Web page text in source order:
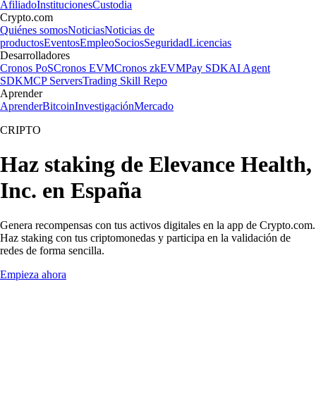
AfiliadoInstitucionesCustodia
Crypto.com
Quiénes somosNoticiasNoticias de
productosEventosEmpleoSociosSeguridadLicencias
Desarrolladores
Cronos PoSCronos EVMCronos zkEVMPay SDKAI Agent
SDKMCP ServersTrading Skill Repo
Aprender
AprenderBitcoinInvestigaciónMercado
CRIPTO
Haz staking de Elevance Health,
Inc. en España
Genera recompensas con tus activos digitales en la app de Crypto.com.
Haz staking con tus criptomonedas y participa en la validación de
redes de forma sencilla.
Empieza ahora